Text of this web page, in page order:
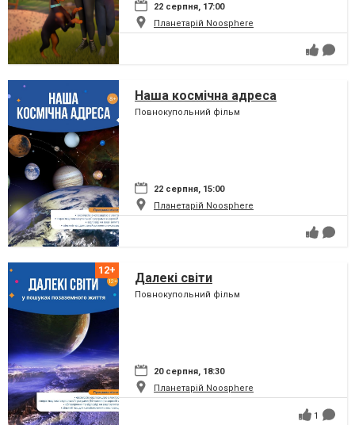
22 серпня, 17:00
Планетарій Noosphere
Наша космічна адреса
Повнокупольний фільм
22 серпня, 15:00
Планетарій Noosphere
Далекі світи
Повнокупольний фільм
20 серпня, 18:30
Планетарій Noosphere
1